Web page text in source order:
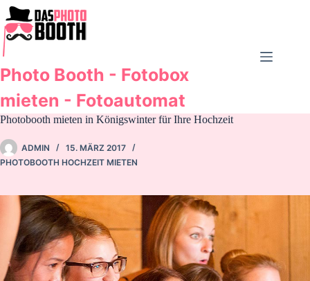
Zum
Inhalt
springen
Photo Booth - Fotobox
mieten - Fotoautomat
Photobooth mieten in Königswinter für Ihre Hochzeit
ADMIN
15. MÄRZ 2017
PHOTOBOOTH HOCHZEIT MIETEN